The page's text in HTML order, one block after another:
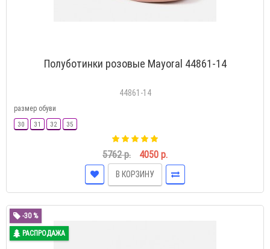
Полуботинки розовые Mayoral 44861-14
44861-14
размер обуви
30 31 32 35
5762 р. 4050 р.
В КОРЗИНУ
-30 %
РАСПРОДАЖА